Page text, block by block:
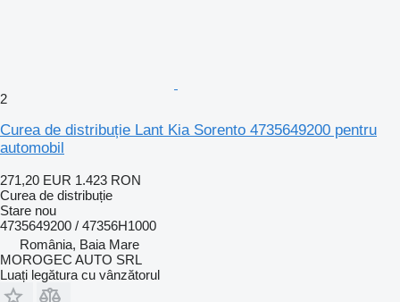
2
Curea de distribuție Lant Kia Sorento 4735649200 pentru
automobil
271,20 EUR 1.423 RON
Curea de distribuție
Stare nou
4735649200 / 47356H1000
România, Baia Mare
MOROGEC AUTO SRL
Luați legătura cu vânzătorul